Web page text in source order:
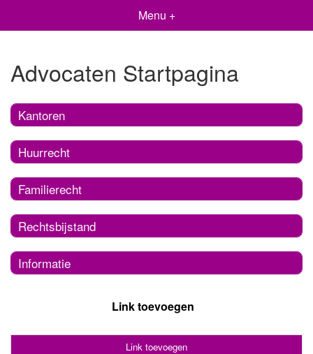
Menu +
Advocaten Startpagina
Kantoren
Huurrecht
Familierecht
Rechtsbijstand
Informatie
Link toevoegen
Link toevoegen